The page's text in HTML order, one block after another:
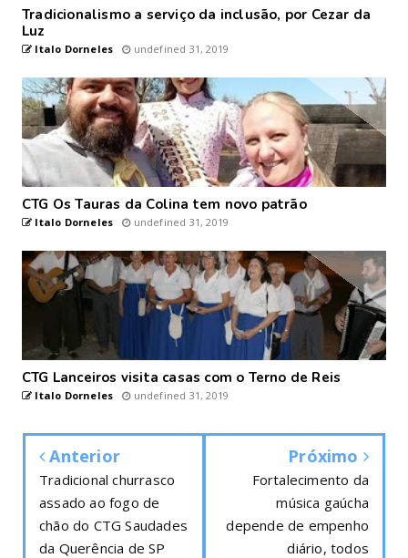
Tradicionalismo a serviço da inclusão, por Cezar da
Luz
Italo Dorneles undefined 31, 2019
CTG Os Tauras da Colina tem novo patrão
Italo Dorneles undefined 31, 2019
CTG Lanceiros visita casas com o Terno de Reis
Italo Dorneles undefined 31, 2019
Anterior
Tradicional churrasco
assado ao fogo de
chão do CTG Saudades
da Querência de SP
Próximo
Fortalecimento da
música gaúcha
depende de empenho
diário, todos